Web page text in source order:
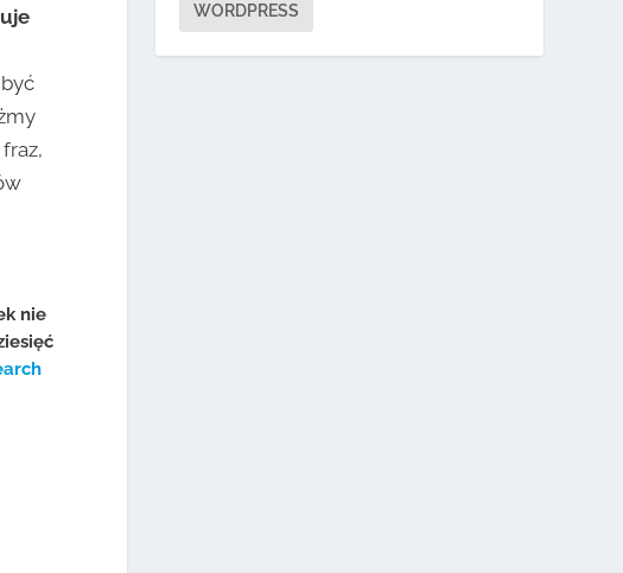
nie
WORDPRESS